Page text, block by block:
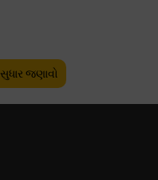
સુધાર જણાવો